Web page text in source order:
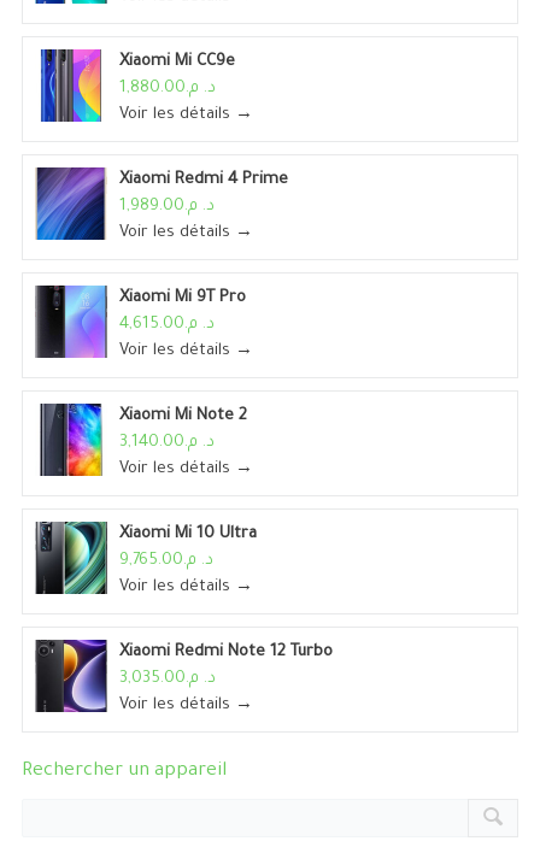
Xiaomi Mi CC9e
د. م.1,880.00
Voir les détails →
Xiaomi Redmi 4 Prime
د. م.1,989.00
Voir les détails →
Xiaomi Mi 9T Pro
د. م.4,615.00
Voir les détails →
Xiaomi Mi Note 2
د. م.3,140.00
Voir les détails →
Xiaomi Mi 10 Ultra
د. م.9,765.00
Voir les détails →
Xiaomi Redmi Note 12 Turbo
د. م.3,035.00
Voir les détails →
Rechercher un appareil